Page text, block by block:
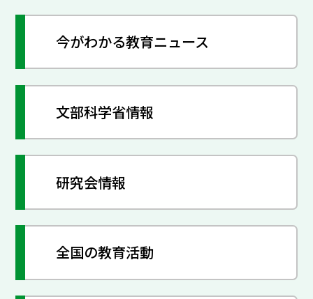
今がわかる教育ニュース
文部科学省情報
研究会情報
全国の教育活動